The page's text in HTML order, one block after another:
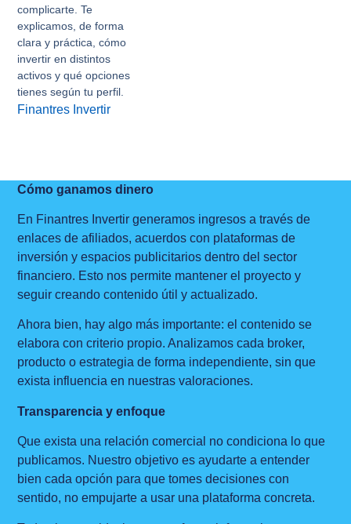
complicarte. Te
explicamos, de forma
clara y práctica, cómo
invertir en distintos
activos y qué opciones
tienes según tu perfil.
Finantres Invertir
Cómo ganamos dinero
En Finantres Invertir generamos ingresos a través de
enlaces de afiliados, acuerdos con plataformas de
inversión y espacios publicitarios dentro del sector
financiero. Esto nos permite mantener el proyecto y
seguir creando contenido útil y actualizado.
Ahora bien, hay algo más importante: el contenido se
elabora con criterio propio. Analizamos cada broker,
producto o estrategia de forma independiente, sin que
exista influencia en nuestras valoraciones.
Transparencia y enfoque
Que exista una relación comercial no condiciona lo que
publicamos. Nuestro objetivo es ayudarte a entender
bien cada opción para que tomes decisiones con
sentido, no empujarte a usar una plataforma concreta.